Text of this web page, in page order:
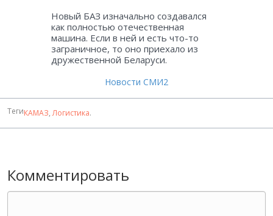
Новый БАЗ изначально создавался
как полностью отечественная
машина. Если в ней и есть что-то
заграничное, то оно приехало из
дружественной Беларуси.
Новости СМИ2
ТегиКАМАЗ,Логистика.
Комментировать